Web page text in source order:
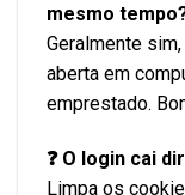
mesmo
Geralmente
aberta em
emprestado.
❓ O login cai
Limpa os